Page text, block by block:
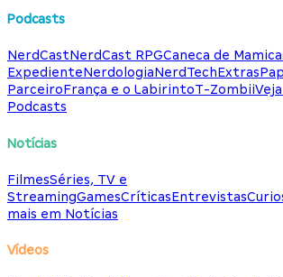
Podcasts
NerdCastNerdCast RPGCaneca de
ExpedienteNerdologiaNerdTechExtras
ParceiroFrança e o LabirintoT-Zombii
Podcasts
Notícias
FilmesSéries, TV e
StreamingGamesCríticasEntrevistas
mais em Notícias
Vídeos